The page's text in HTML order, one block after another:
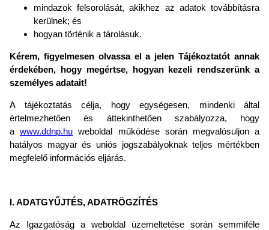
mindazok felsorolását, akikhez az adatok továbbításra
kerülnek; és
hogyan történik a tárolásuk.
Kérem, figyelmesen olvassa el a jelen Tájékoztatót annak
érdekében, hogy megértse, hogyan kezeli rendszerünk a
személyes adatait!
A tájékoztatás célja, hogy egységesen, mindenki által
értelmezhetően és áttekinthetően szabályozza, hogy
awww.ddnp.hu weboldal működése során megvalósuljon a
hatályos magyar és uniós jogszabályoknak teljes mértékben
megfelelő információs eljárás.
I. ADATGYŰJTÉS, ADATRÖGZÍTÉS
Az Igazgatóság a weboldal üzemeltetése során semmiféle